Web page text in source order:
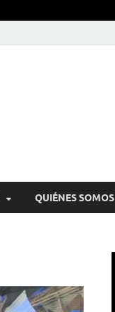
QUIÉNES SOMOS